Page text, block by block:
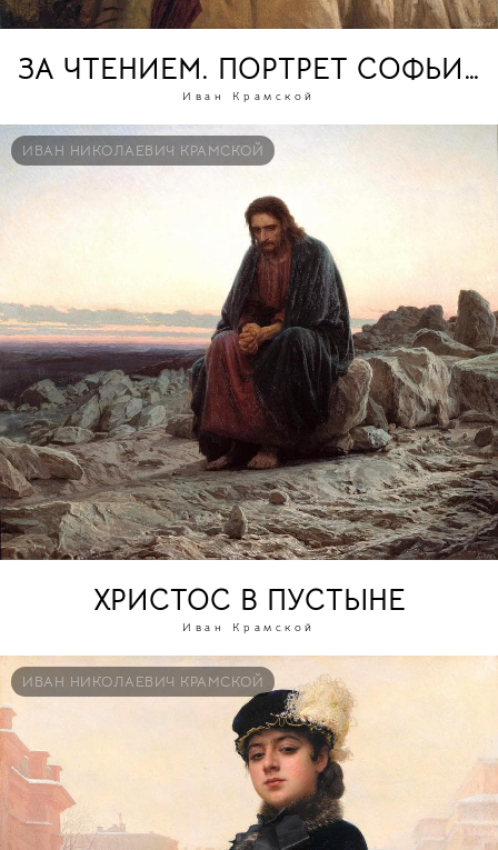
ЗА ЧТЕНИЕМ. ПОРТРЕТ СОФЬИ
Иван Крамской
ИВАН НИКОЛАЕВИЧ КРАМСКОЙ
ХРИСТОС В ПУСТЫНЕ
Иван Крамской
ИВАН НИКОЛАЕВИЧ КРАМСКОЙ